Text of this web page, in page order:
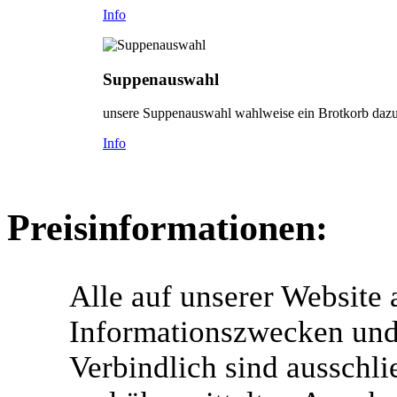
Info
Suppenauswahl
unsere Suppenauswahl wahlweise ein Brotkorb
Info
Preisinformationen:
Alle auf unserer Website
Informationszwecken
Verbindlich sind